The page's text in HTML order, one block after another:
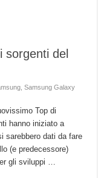
sorgenti del
,Samsung Galaxy
Top di
hanno iniziato a
sarebbero dati da fare
(e predecessore)
gli sviluppi …